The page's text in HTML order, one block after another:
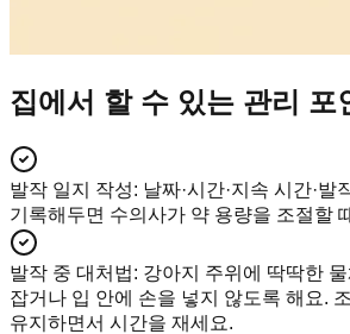
집에서 할 수 있는 관리 포
발작 일지 작성: 날짜·시간·지속 시간·발
기록해두면 수의사가 약 용량을 조절할
발작 중 대처법: 강아지 주위에 딱딱한
잡거나 입 안에 손을 넣지 않도록 해요.
유지하면서 시간을 재세요.